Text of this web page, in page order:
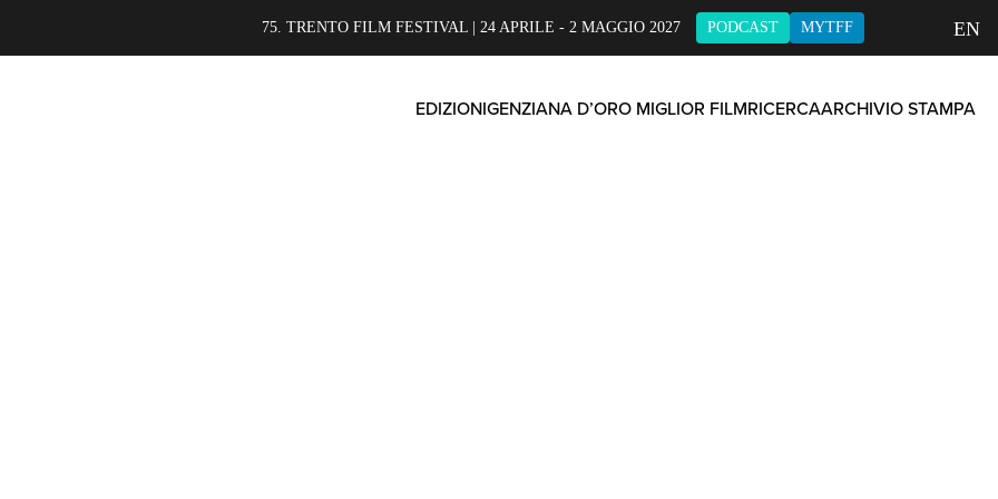
75. TRENTO FILM FESTIVAL | 24 APRILE - 2 MAGGIO 2027 PODCAST MYTFF EN
EDIZIONIGENZIANA D’ORO MIGLIOR FILMRICERCAARCHIVIO STAMPA